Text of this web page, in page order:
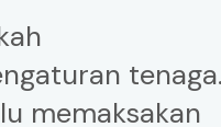
memaksakan